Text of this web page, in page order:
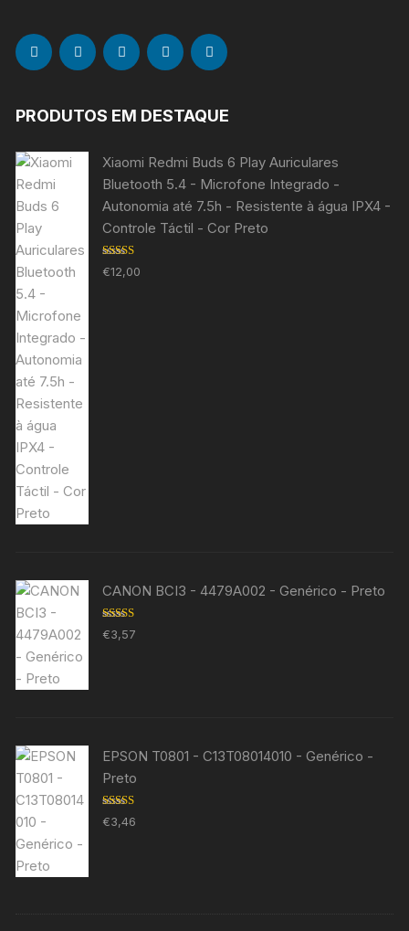
PRODUTOS EM DESTAQUE
Xiaomi Redmi Buds 6 Play Auriculares
Bluetooth 5.4 - Microfone Integrado -
Autonomia até 7.5h - Resistente à água IPX4 -
Controle Táctil - Cor Preto
Avaliação
5.00de 5
€12,00
CANON BCI3 - 4479A002 - Genérico - Preto
Avaliação
5.00de 5
€3,57
EPSON T0801 - C13T08014010 - Genérico -
Preto
Avaliação
5.00 de 5
€3,46